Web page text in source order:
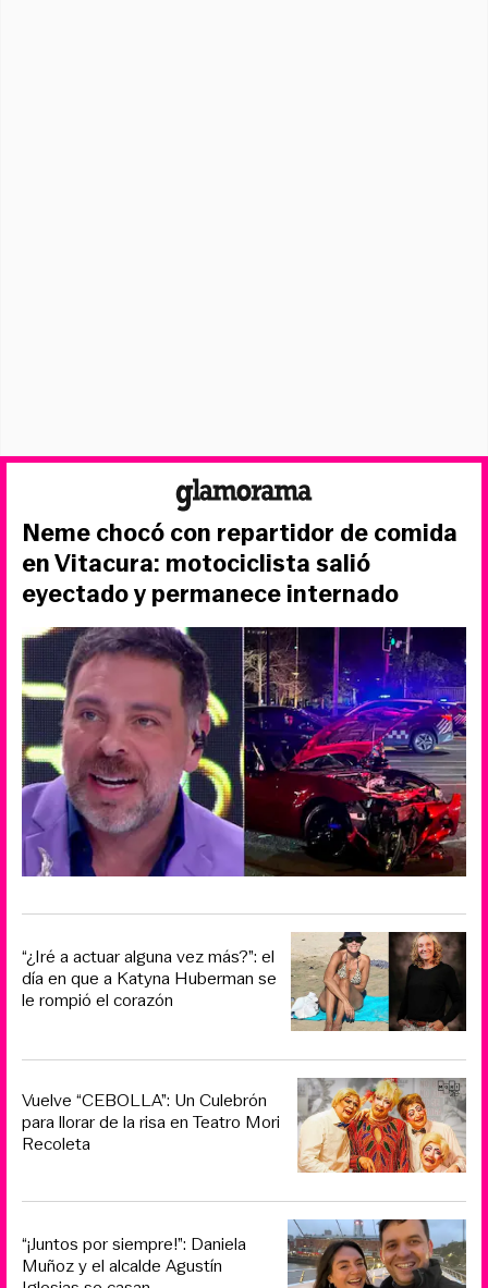
Neme chocó con repartidor de comida
en Vitacura: motociclista salió
eyectado y permanece internado
“¿Iré a actuar alguna vez más?”: el
día en que a Katyna Huberman se
le rompió el corazón
Vuelve “CEBOLLA”: Un Culebrón
para llorar de la risa en Teatro Mori
Recoleta
“¡Juntos por siempre!”: Daniela
Muñoz y el alcalde Agustín